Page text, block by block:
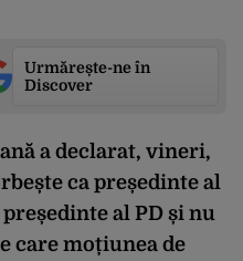
Urmărește-ne în
Discover
a declarat, vineri,
ca președinte al
al PD și nu
care moțiunea de